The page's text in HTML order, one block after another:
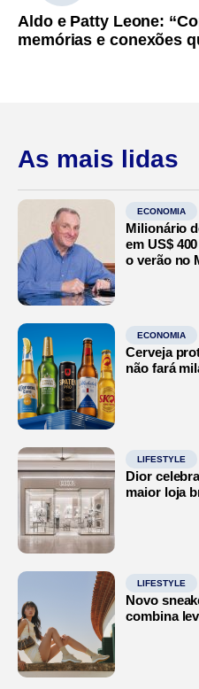
Aldo e Patty Leone:
memórias e conexões
As mais lidas
ECONOMIA
Milionário
em US$
o verão no
ECONOMIA
Cerveja
não fará
LIFESTYLE
Dior
maior loja
LIFESTYLE
Novo
combina